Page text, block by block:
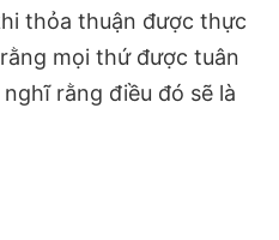
thỏa thuận được thực
mọi thứ được tuân
rằng điều đó sẽ là